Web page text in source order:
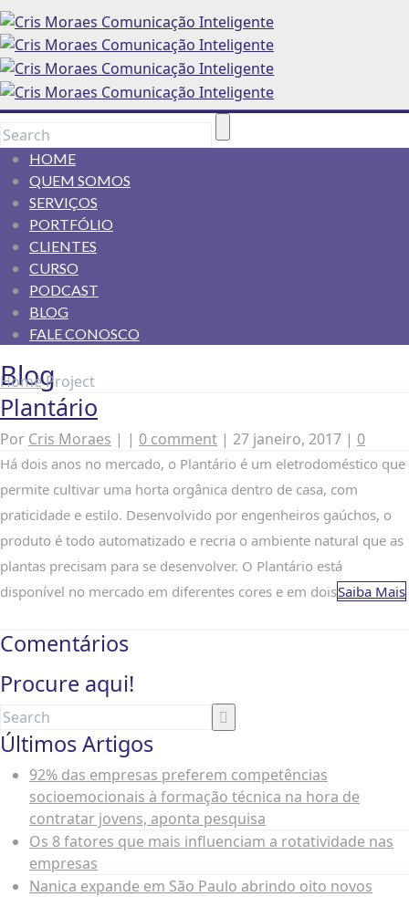
HOME
QUEM SOMOS
SERVIÇOS
PORTFÓLIO
CLIENTES
CURSO
PODCAST
BLOG
FALE CONOSCO
Blog
HomeProject
Plantário
Por Cris Moraes | | 0 comment | 27 janeiro, 2017 | 0
Há dois anos no mercado, o Plantário é um eletrodoméstico que
permite cultivar uma horta orgânica dentro de casa, com
praticidade e estilo. Desenvolvido por engenheiros gaúchos, o
produto é todo automatizado e recria o ambiente natural que as
plantas precisam para se desenvolver. O Plantário está
disponível no mercado em diferentes cores e em doisSaiba Mais
Comentários
Procure aqui!
Últimos Artigos
92% das empresas preferem competências
socioemocionais à formação técnica na hora de
contratar jovens, aponta pesquisa
Os 8 fatores que mais influenciam a rotatividade nas
empresas
Nanica expande em São Paulo abrindo oito novos